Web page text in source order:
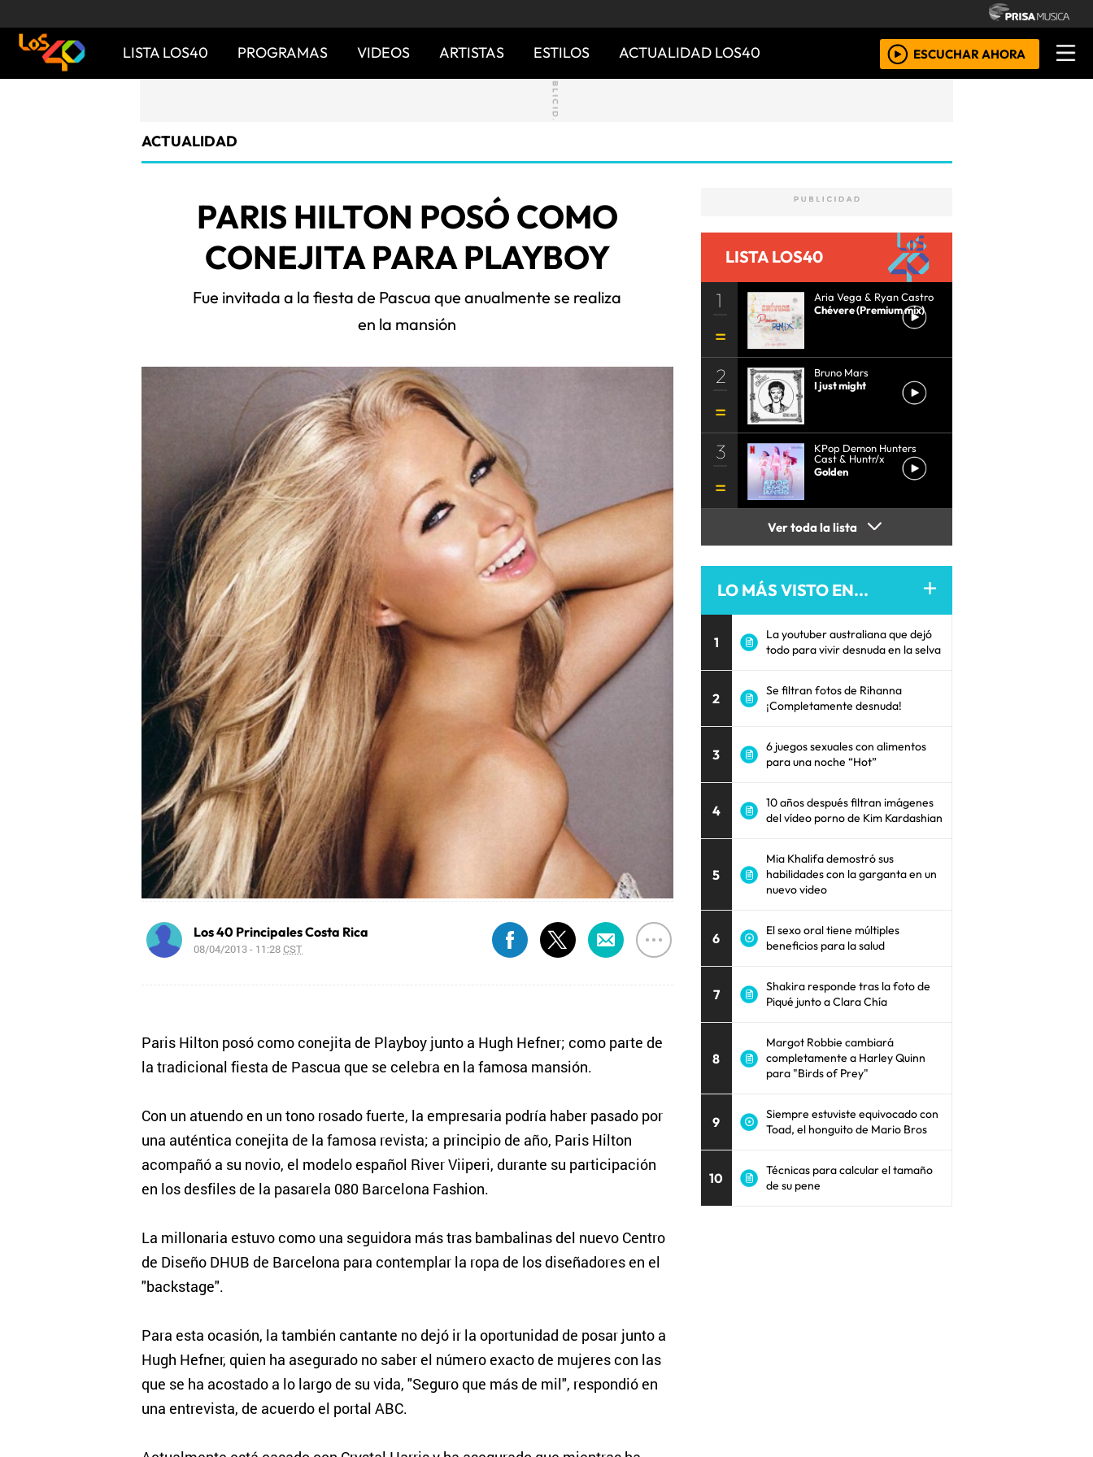
LISTA LOS40 PROGRAMAS VIDEOS ARTISTAS ESTILOS ACTUALIDAD LOS40 ESCUCHAR AHORA
ACTUALIDAD
PARIS HILTON POSÓ COMO
CONEJITA PARA PLAYBOY
Fue invitada a la fiesta de Pascua que anualmente se realiza
en la mansión
Los 40 Principales Costa Rica
08/04/2013 - 11:28CST
Paris Hilton posó como conejita de Playboy junto a Hugh Hefner; como parte de
la tradicional fiesta de Pascua que se celebra en la famosa mansión.
Con un atuendo en un tono rosado fuerte, la empresaria podría haber pasado por
una auténtica conejita de la famosa revista; a principio de año, Paris Hilton
acompañó a su novio, el modelo español River Viiperi, durante su participación
en los desfiles de la pasarela 080 Barcelona Fashion.
La millonaria estuvo como una seguidora más tras bambalinas del nuevo Centro
de Diseño DHUB de Barcelona para contemplar la ropa de los diseñadores en el
"backstage".
Para esta ocasión, la también cantante no dejó ir la oportunidad de posar junto a
Hugh Hefner, quien ha asegurado no saber el número exacto de mujeres con las
que se ha acostado a lo largo de su vida, "Seguro que más de mil", respondió en
una entrevista, de acuerdo el portal ABC.
LISTA LOS40
1
Aria Vega & Ryan Castro
Chévere (Premium mix)
2
Bruno Mars
I just might
3
KPop Demon Hunters
Cast & Huntr/x
Golden
Ver toda la lista
LO MÁS VISTO EN...
1
La youtuber australiana que dejó
todo para vivir desnuda en la selva
2
Se filtran fotos de Rihanna
¡Completamente desnuda!
3
6 juegos sexuales con alimentos
para una noche “Hot”
4
10 años después filtran imágenes
del vídeo porno de Kim Kardashian
5
Mia Khalifa demostró sus
habilidades con la garganta en un
nuevo video
6
El sexo oral tiene múltiples
beneficios para la salud
7
Shakira responde tras la foto de
Piqué junto a Clara Chía
8
Margot Robbie cambiará
completamente a Harley Quinn
para "Birds of Prey"
9
Siempre estuviste equivocado con
Toad, el honguito de Mario Bros
10
Técnicas para calcular el tamaño
de su pene